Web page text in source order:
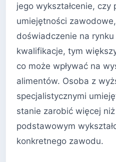
jego wykształcenie, czy
umiejętności
doświadczenie na
kwalifikacje, tym
co może wpływać na
alimentów. Osoba z
specjalistycznymi
stanie zarobić więcej
podstawowym
konkretnego zawodu.